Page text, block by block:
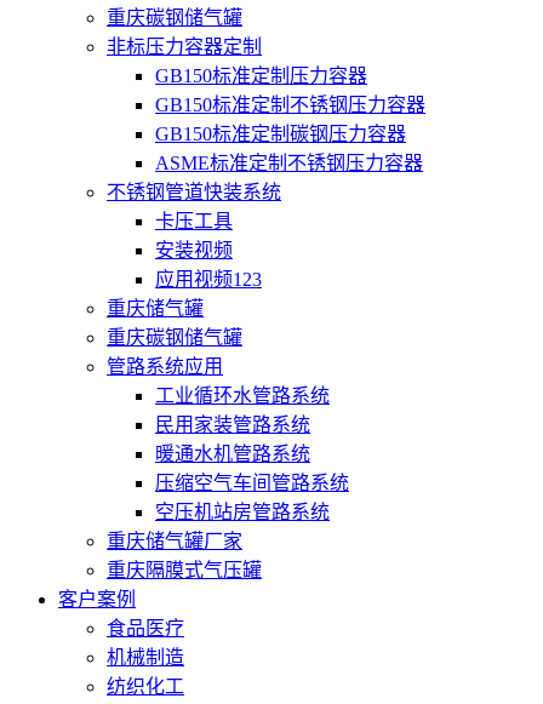
重庆碳钢储气罐
非标压力容器定制
GB150标准定制压力容器
GB150标准定制不锈钢压力容器
GB150标准定制碳钢压力容器
ASME标准定制不锈钢压力容器
不锈钢管道快装系统
卡压工具
安装视频
应用视频123
重庆储气罐
重庆碳钢储气罐
管路系统应用
工业循环水管路系统
民用家装管路系统
暖通水机管路系统
压缩空气车间管路系统
空压机站房管路系统
重庆储气罐厂家
重庆隔膜式气压罐
客户案例
食品医疗
机械制造
纺织化工